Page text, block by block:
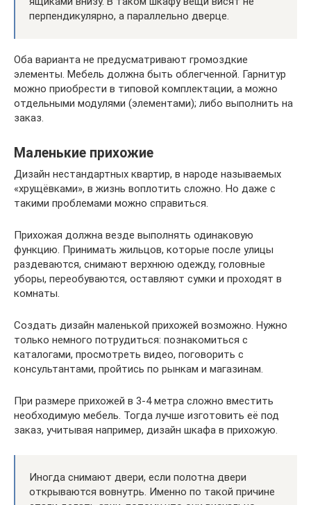
перпендикулярно, а параллельно дверце.
Оба варианта не предусматривают громоздкие
элементы. Мебель должна быть облегченной. Гарнитур
можно приобрести в типовой комплектации, а можно
отдельными модулями (элементами); либо выполнить на
заказ.
Маленькие прихожие
Дизайн нестандартных квартир, в народе называемых
«хрущёвками», в жизнь воплотить сложно. Но даже с
такими проблемами можно справиться.
Прихожая должна везде выполнять одинаковую
функцию. Принимать жильцов, которые после улицы
раздеваются, снимают верхнюю одежду, головные
уборы, переобуваются, оставляют сумки и проходят в
комнаты.
Создать дизайн маленькой прихожей возможно. Нужно
только немного потрудиться: познакомиться с
каталогами, просмотреть видео, поговорить с
консультантами, пройтись по рынкам и магазинам.
При размере прихожей в 3-4 метра сложно вместить
необходимую мебель. Тогда лучше изготовить её под
заказ, учитывая например, дизайн шкафа в прихожую.
Иногда снимают двери, если полотна двери
открываются вовнутрь. Именно по такой причине